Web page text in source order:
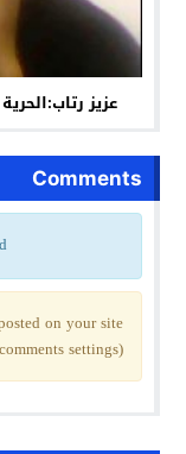
عزيز
Comments
on your site
settings)